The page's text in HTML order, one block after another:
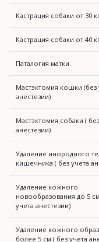
Кастрация собаки от 30
Кастрация собаки от 40
Паталогия матки
Мастэктомия кошки (без
анестезии)
Мастэктомия собаки (
анестезии)
Удаление инородного
кишечника ( без учета
Удаление кожного
новообразования до 5
учета анестезии)
Удаление кожного
более 5 см ( без учета